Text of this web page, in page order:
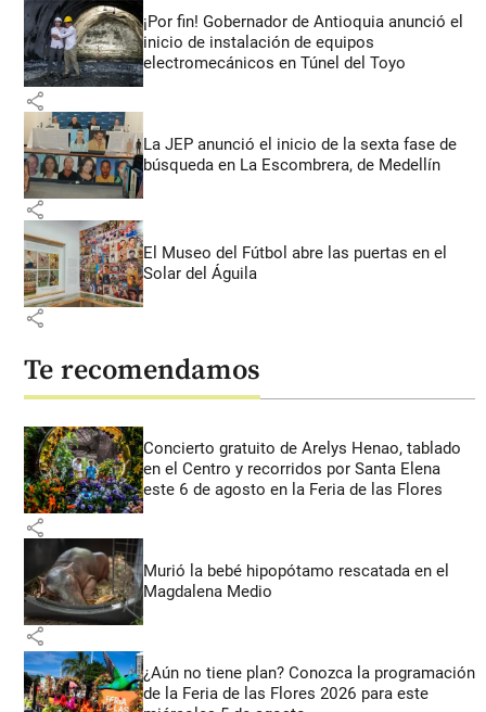
¡Por fin! Gobernador de Antioquia anunció el
inicio de instalación de equipos
electromecánicos en Túnel del Toyo
share
La JEP anunció el inicio de la sexta fase de
búsqueda en La Escombrera, de Medellín
share
El Museo del Fútbol abre las puertas en el
Solar del Águila
share
Te recomendamos
Concierto gratuito de Arelys Henao, tablado
en el Centro y recorridos por Santa Elena
este 6 de agosto en la Feria de las Flores
share
Murió la bebé hipopótamo rescatada en el
Magdalena Medio
share
¿Aún no tiene plan? Conozca la programación
de la Feria de las Flores 2026 para este